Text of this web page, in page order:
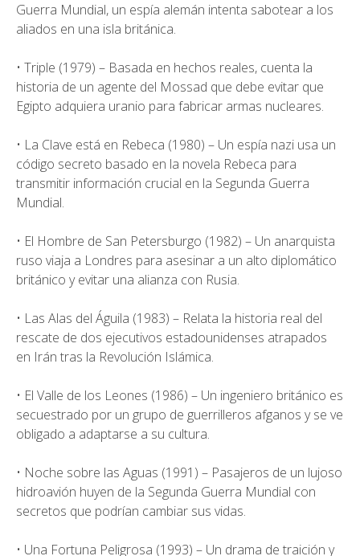
Guerra Mundial, un espía alemán intenta sabotear a los
aliados en una isla británica.
• Triple (1979) – Basada en hechos reales, cuenta la
historia de un agente del Mossad que debe evitar que
Egipto adquiera uranio para fabricar armas nucleares.
• La Clave está en Rebeca (1980) – Un espía nazi usa un
código secreto basado en la novela Rebeca para
transmitir información crucial en la Segunda Guerra
Mundial.
• El Hombre de San Petersburgo (1982) – Un anarquista
ruso viaja a Londres para asesinar a un alto diplomático
británico y evitar una alianza con Rusia.
• Las Alas del Águila (1983) – Relata la historia real del
rescate de dos ejecutivos estadounidenses atrapados
en Irán tras la Revolución Islámica.
• El Valle de los Leones (1986) – Un ingeniero británico es
secuestrado por un grupo de guerrilleros afganos y se ve
obligado a adaptarse a su cultura.
• Noche sobre las Aguas (1991) – Pasajeros de un lujoso
hidroavión huyen de la Segunda Guerra Mundial con
secretos que podrían cambiar sus vidas.
• Una Fortuna Peligrosa (1993) – Un drama de traición y